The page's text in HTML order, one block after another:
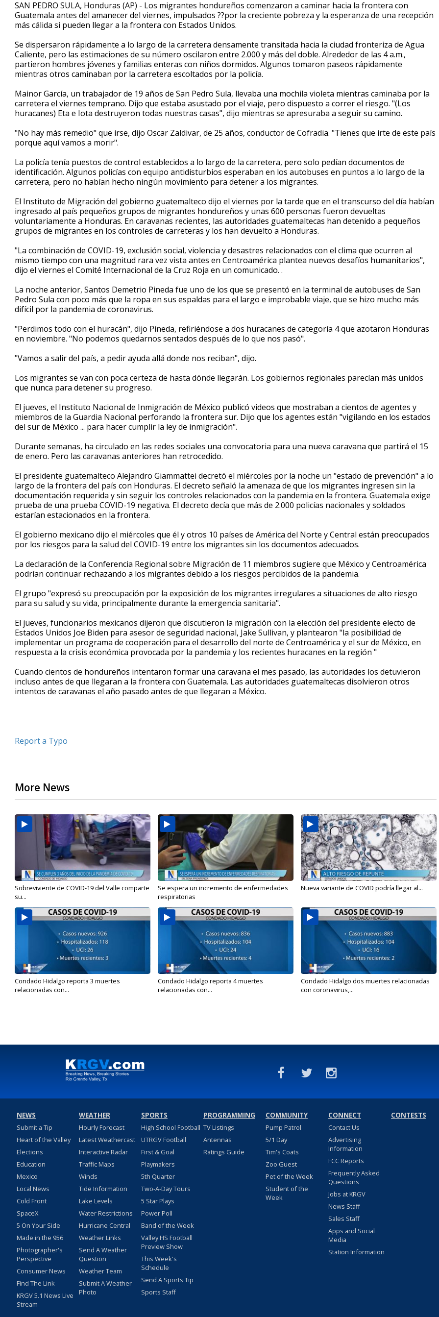
seconds
of
2
minutes,
seconds
90%
SAN PEDRO SULA, Honduras (AP) - Los migrantes hondureños comenzaron a caminar hacia la frontera con
Guatemala antes del amanecer del viernes, impulsados ??por la creciente pobreza y la esperanza de una recepción
más cálida si pueden llegar a la frontera con Estados Unidos.
Se dispersaron rápidamente a lo largo de la carretera densamente transitada hacia la ciudad fronteriza de Agua
Caliente, pero las estimaciones de su número oscilaron entre 2.000 y más del doble. Alrededor de las 4 a.m.,
partieron hombres jóvenes y familias enteras con niños dormidos. Algunos tomaron paseos rápidamente
mientras otros caminaban por la carretera escoltados por la policía.
Mainor García, un trabajador de 19 años de San Pedro Sula, llevaba una mochila violeta mientras caminaba por la
carretera el viernes temprano. Dijo que estaba asustado por el viaje, pero dispuesto a correr el riesgo. "(Los
huracanes) Eta e Iota destruyeron todas nuestras casas", dijo mientras se apresuraba a seguir su camino.
"No hay más remedio" que irse, dijo Oscar Zaldivar, de 25 años, conductor de Cofradia. "Tienes que irte de este país
porque aquí vamos a morir".
La policía tenía puestos de control establecidos a lo largo de la carretera, pero solo pedían documentos de
identificación. Algunos policías con equipo antidisturbios esperaban en los autobuses en puntos a lo largo de la
carretera, pero no habían hecho ningún movimiento para detener a los migrantes.
El Instituto de Migración del gobierno guatemalteco dijo el viernes por la tarde que en el transcurso del día habían
ingresado al país pequeños grupos de migrantes hondureños y unas 600 personas fueron devueltas
voluntariamente a Honduras. En caravanas recientes, las autoridades guatemaltecas han detenido a pequeños
grupos de migrantes en los controles de carreteras y los han devuelto a Honduras.
"La combinación de COVID-19, exclusión social, violencia y desastres relacionados con el clima que ocurren al
mismo tiempo con una magnitud rara vez vista antes en Centroamérica plantea nuevos desafíos humanitarios",
dijo el viernes el Comité Internacional de la Cruz Roja en un comunicado. .
La noche anterior, Santos Demetrio Pineda fue uno de los que se presentó en la terminal de autobuses de San
Pedro Sula con poco más que la ropa en sus espaldas para el largo e improbable viaje, que se hizo mucho más
difícil por la pandemia de coronavirus.
"Perdimos todo con el huracán", dijo Pineda, refiriéndose a dos huracanes de categoría 4 que azotaron Honduras
en noviembre. "No podemos quedarnos sentados después de lo que nos pasó".
"Vamos a salir del país, a pedir ayuda allá donde nos reciban", dijo.
Los migrantes se van con poca certeza de hasta dónde llegarán. Los gobiernos regionales parecían más unidos
que nunca para detener su progreso.
El jueves, el Instituto Nacional de Inmigración de México publicó videos que mostraban a cientos de agentes y
miembros de la Guardia Nacional perforando la frontera sur. Dijo que los agentes están "vigilando en los estados
del sur de México ... para hacer cumplir la ley de inmigración".
Durante semanas, ha circulado en las redes sociales una convocatoria para una nueva caravana que partirá el 15
de enero. Pero las caravanas anteriores han retrocedido.
El presidente guatemalteco Alejandro Giammattei decretó el miércoles por la noche un "estado de prevención" a lo
largo de la frontera del país con Honduras. El decreto señaló la amenaza de que los migrantes ingresen sin la
documentación requerida y sin seguir los controles relacionados con la pandemia en la frontera. Guatemala exige
prueba de una prueba COVID-19 negativa. El decreto decía que más de 2.000 policías nacionales y soldados
estarían estacionados en la frontera.
El gobierno mexicano dijo el miércoles que él y otros 10 países de América del Norte y Central están preocupados
por los riesgos para la salud del COVID-19 entre los migrantes sin los documentos adecuados.
La declaración de la Conferencia Regional sobre Migración de 11 miembros sugiere que México y Centroamérica
podrían continuar rechazando a los migrantes debido a los riesgos percibidos de la pandemia.
El grupo "expresó su preocupación por la exposición de los migrantes irregulares a situaciones de alto riesgo
para su salud y su vida, principalmente durante la emergencia sanitaria".
El jueves, funcionarios mexicanos dijeron que discutieron la migración con la elección del presidente electo de
Estados Unidos Joe Biden para asesor de seguridad nacional, Jake Sullivan, y plantearon "la posibilidad de
implementar un programa de cooperación para el desarrollo del norte de Centroamérica y el sur de México, en
respuesta a la crisis económica provocada por la pandemia y los recientes huracanes en la región "
Cuando cientos de hondureños intentaron formar una caravana el mes pasado, las autoridades los detuvieron
incluso antes de que llegaran a la frontera con Guatemala. Las autoridades guatemaltecas disolvieron otros
intentos de caravanas el año pasado antes de que llegaran a México.
Report a Typo
More News
Sobreviviente de COVID-19 del Valle comparte
su...
Se espera un incremento de enfermedades
respiratorias
Nueva variante de COVID podría llegar al...
Condado Hidalgo reporta 3 muertes
relacionadas con...
Condado Hidalgo reporta 4 muertes
relacionadas con...
Condado Hidalgo dos muertes relacionadas
con coronavirus,...
NEWS
Submit a Tip
Heart of the Valley
Elections
Education
Mexico
Local News
Cold Front
SpaceX
5 On Your Side
Made in the 956
Photographer's
Perspective
Consumer News
Find The Link
KRGV 5.1 News Live
Stream
WEATHER
Hourly Forecast
Latest Weathercast
Interactive Radar
Traffic Maps
Winds
Tide Information
Lake Levels
Water Restrictions
Hurricane Central
Weather Links
Send A Weather
Question
Weather Team
Submit A Weather
Photo
SPORTS
High School Football
UTRGV Football
First & Goal
Playmakers
5th Quarter
Two-A-Day Tours
5 Star Plays
Power Poll
Band of the Week
Valley HS Football
Preview Show
This Week's
Schedule
Send A Sports Tip
Sports Staff
PROGRAMMING
TV Listings
Antennas
Ratings Guide
COMMUNITY
Pump Patrol
5/1 Day
Tim's Coats
Zoo Guest
Pet of the Week
Student of the
Week
CONNECT
Contact Us
Advertising
Information
FCC Reports
Frequently Asked
Questions
Jobs at KRGV
News Staff
Sales Staff
Apps and Social
Media
Station Information
CONTESTS